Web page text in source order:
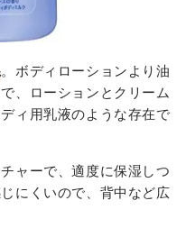
。ボディローションより油
、ローションとクリーム
ィ用乳液のような存在で
ャーで、適度に保湿しつ
にくいので、背中など広